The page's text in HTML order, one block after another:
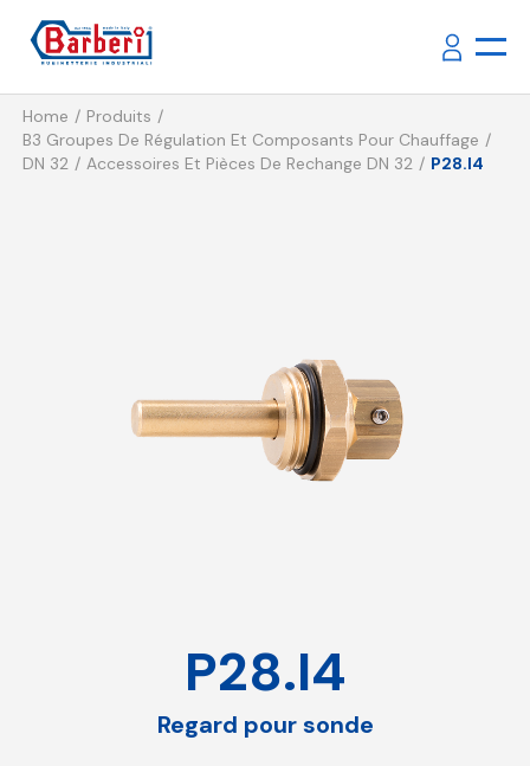
Home
Produits
B3 Groupes De Régulation Et Composants Pour Chauffage
DN 32
Accessoires Et Pièces De Rechange DN 32 P28.I4
P28.I4
Regard pour sonde